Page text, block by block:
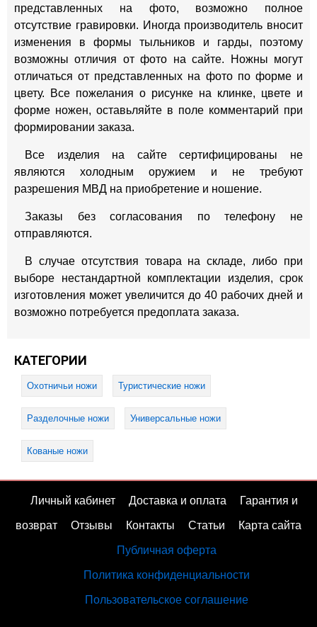
представленных на фото, возможно полное
отсутствие гравировки. Иногда производитель вносит
изменения в формы тыльников и гарды, поэтому
возможны отличия от фото на сайте. Ножны могут
отличаться от представленных на фото по форме и
цвету. Все пожелания о рисунке на клинке, цвете и
форме ножен, оставьляйте в поле комментарий при
формировании заказа.
Все изделия на сайте сертифицированы не
являются холодным оружием и не требуют
разрешения МВД на приобретение и ношение.
Заказы без согласования по телефону не
отправляются.
В случае отсутствия товара на складе, либо при
выборе нестандартной комплектации изделия, срок
изготовления может увеличится до 40 рабочих дней и
возможно потребуется предоплата заказа.
КАТЕГОРИИ
Охотничьи ножи Туристические ножи
Разделочные ножи Универсальные ножи
Кованые ножи
Личный кабинет Доставка и оплата Гарантия и
возврат Отзывы Контакты Статьи Карта сайта
Публичная оферта
Политика конфиденциальности
Пользовательское соглашение